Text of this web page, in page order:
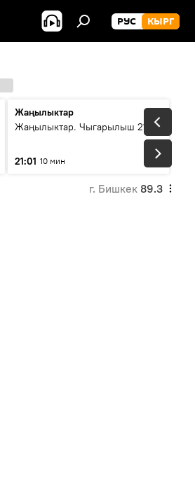
РУС КЫРГ
Жаңылыктар
Жаңылыктар. Чыгарылыш 21:00
21:01 10 мин
г. Бишкек 89.3